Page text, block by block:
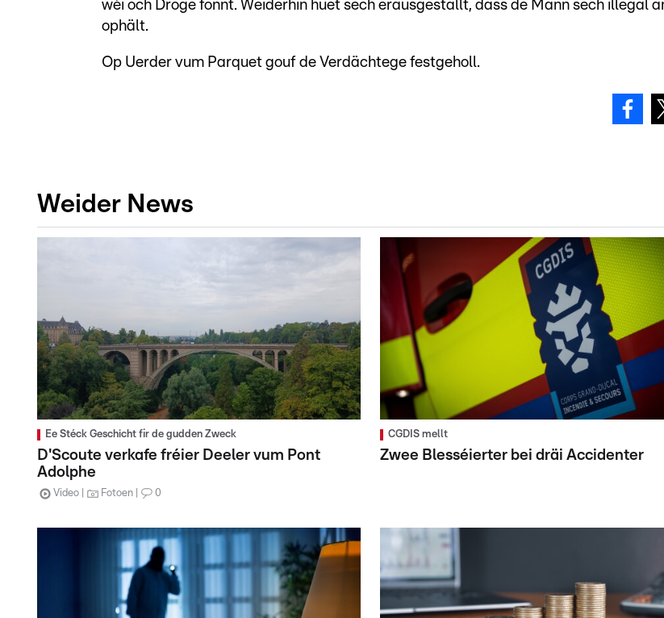
wéi och Droge fonnt. Weiderhin huet sech erausgestallt, dass de Mann sech illegal
ophält.
Op Uerder vum Parquet gouf de Verdächtege festgeholl.
Weider News
Ee Stéck Geschicht fir de gudden Zweck
D'Scoute verkafe fréier Deeler vum Pont
Adolphe
Video Fotoen 0
CGDIS mellt
Zwee Blesséierter bei dräi Accidenter